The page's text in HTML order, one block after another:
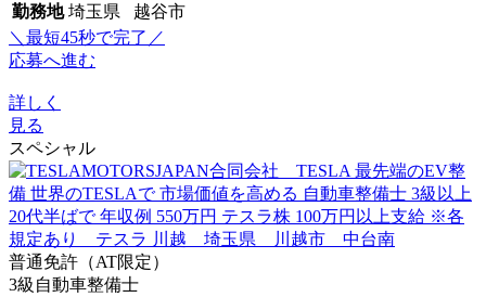
勤務地 埼玉県 越谷市
＼最短45秒で完了／
応募へ進む
詳しく
見る
スペシャル
普通免許（AT限定）
3級自動車整備士